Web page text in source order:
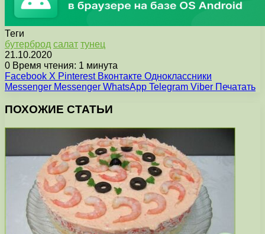
Теги
бутерброд салат тунец
21.10.2020
0 Время чтения: 1 минута
Facebook X Pinterest Вконтакте Одноклассники
Messenger Messenger WhatsApp Telegram Viber Печатать
ПОХОЖИЕ СТАТЬИ